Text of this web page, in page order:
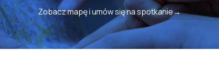
Zobacz mapę i umów się na spotkanie→